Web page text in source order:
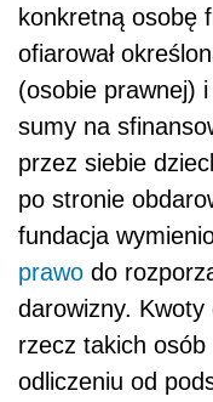
konkretną osobę
ofiarował
(osobie prawnej)
sumy na
przez siebie
po stronie
fundacja
prawo do
darowizny.
rzecz takich
odliczeniu od